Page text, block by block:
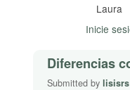
Laura
Inicie
Diferencias
Submitted by lisisrs